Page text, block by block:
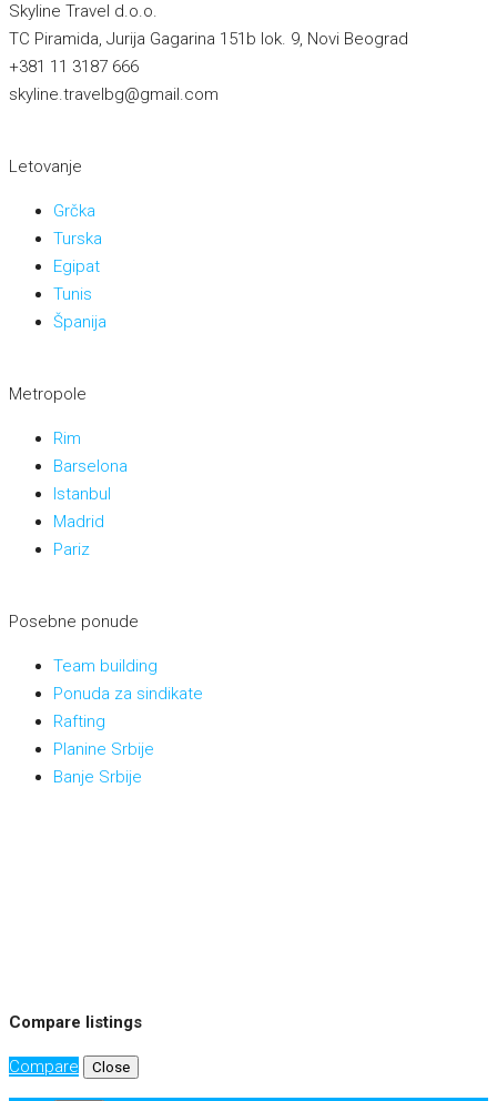
Skyline Travel d.o.o.
TC Piramida, Jurija Gagarina 151b lok. 9, Novi Beograd
+381 11 3187 666
skyline.travelbg@gmail.com
Letovanje
Grčka
Turska
Egipat
Tunis
Španija
Metropole
Rim
Barselona
Istanbul
Madrid
Pariz
Posebne ponude
Team building
Ponuda za sindikate
Rafting
Planine Srbije
Banje Srbije
Compare listings
Compare Close